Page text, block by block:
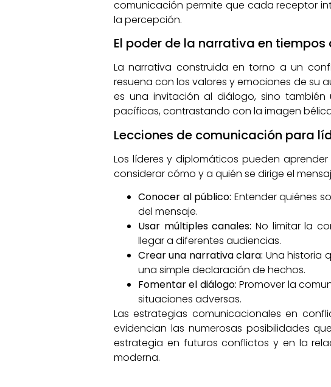
comunicación permite que cada receptor
la percepción.
El poder de la narrativa en tiempos
La narrativa construida en torno a un
resuena con los valores y emociones de su
es una invitación al diálogo, sino
pacíficas, contrastando con la imagen
Lecciones de comunicación para
Los líderes y diplomáticos pueden
considerar cómo y a quién se dirige el
Conocer al público: Entender quiénes
del mensaje.
Usar múltiples canales: No limitar la
llegar a diferentes audiencias.
Crear una narrativa clara: Una historia
una simple declaración de hechos.
Fomentar el diálogo: Promover la
situaciones adversas.
Las estrategias comunicacionales en
evidencian las numerosas posibilidades
estrategia en futuros conflictos y en la
moderna.